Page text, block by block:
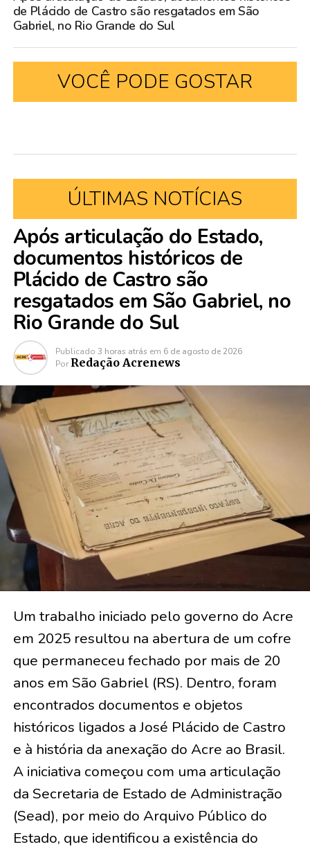
de Plácido de Castro são resgatados em São
Gabriel, no Rio Grande do Sul
VOCÊ PODE GOSTAR
ÚLTIMAS NOTÍCIAS
Após articulação do Estado,
documentos históricos de
Plácido de Castro são
resgatados em São Gabriel, no
Rio Grande do Sul
Publicado 3 horas atrás em 6 de agosto de 2026
Por Redação Acrenews
Um trabalho iniciado pelo governo do Acre
em 2025 resultou na abertura de um cofre
que permaneceu fechado por mais de 20
anos em São Gabriel (RS). Dentro, foram
encontrados documentos e objetos
históricos ligados a José Plácido de Castro
e à história da anexação do Acre ao Brasil.
A iniciativa começou com uma articulação
da Secretaria de Estado de Administração
(Sead), por meio do Arquivo Público do
Estado, que identificou a existência do